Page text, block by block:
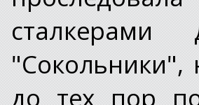
"Сокольники",
до тех пор